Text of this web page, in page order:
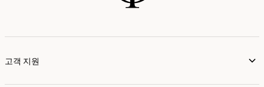
고객 지원